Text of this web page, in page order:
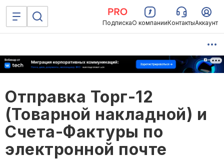
ПодпискаО компанииКонтактыАккаунт
Отправка Торг-12
(Товарной накладной) и
Счета-Фактуры по
электронной почте